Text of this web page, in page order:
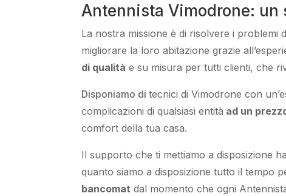
Antennista Vimodrone:
La nostra missione è di risolvere i problemi
migliorare la loro abitazione grazie
di qualità esu misura per tutti clienti, che
Disponiamo ditecnici di Vimodrone con
complicazioni di qualsiasi entità ad un
comfort della tua casa.
Il supporto che ti mettiamo a disposizione
quanto siamo a disposizionetutto il tempo
bancomat dal momento che ogni